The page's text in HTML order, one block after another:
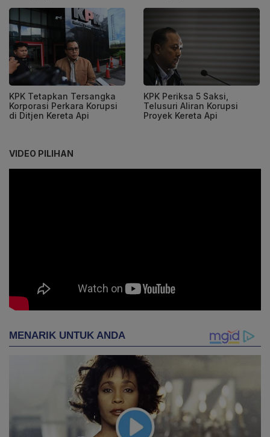
KPK Tetapkan Tersangka
Korporasi Perkara Korupsi
di Ditjen Kereta Api
KPK Periksa 5 Saksi,
Telusuri Aliran Korupsi
Proyek Kereta Api
VIDEO PILIHAN